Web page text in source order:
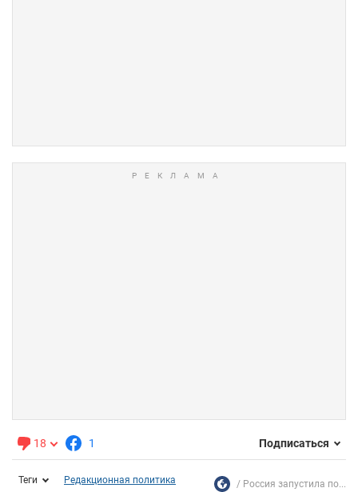
18 1 Подписаться
Теги Редакционная политика Россия запустила по...